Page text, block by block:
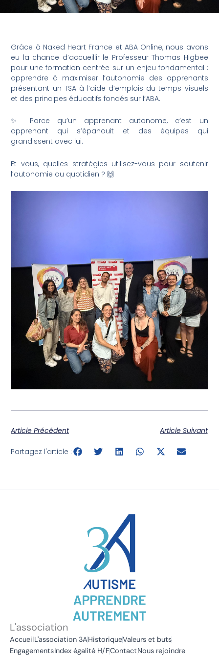
Grâce à Naked Heart France et ABA Online, nous avons
eu la chance d’accueillir le Professeur Thomas Higbee
pour une formation centrée sur un enjeu fondamental :
apprendre à maximiser l’autonomie des apprenants
présentant un TSA à l’aide d’emplois du temps visuels
et des principes éducatifs fondés sur l’ABA.
✨ Parce qu’un apprenant autonome, c’est un
apprenant qui s’épanouit et des équipes qui
grandissent avec lui.
Et vous, quelles stratégies utilisez-vous pour soutenir
l’autonomie au quotidien ? 🙌
Article Précédent Article Suivant
Partagez l'article :
L'association
AccueilL'association 3AHistoriqueValeurs et buts
EngagementsIndex égalité H/FContactNous rejoindre